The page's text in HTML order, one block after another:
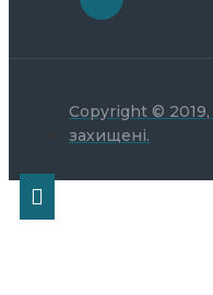
Copyright ©
захищені.